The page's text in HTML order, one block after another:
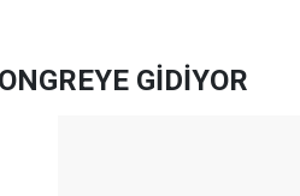
GİDİYOR